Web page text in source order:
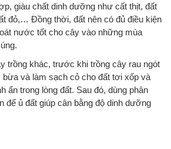
giàu chất dinh dưỡng như cất thịt, đất
đỏ,… Đồng thời, đất nên có đủ điều kiện
nước tốt cho cây vào những mùa
trồng khác, trước khi trồng cây rau ngót
bừa và làm sạch cỏ cho đất tơi xốp và
ẩn trong lòng đất. Sau đó, dùng phân
để ủ đất giúp cân bằng độ dinh dưỡng